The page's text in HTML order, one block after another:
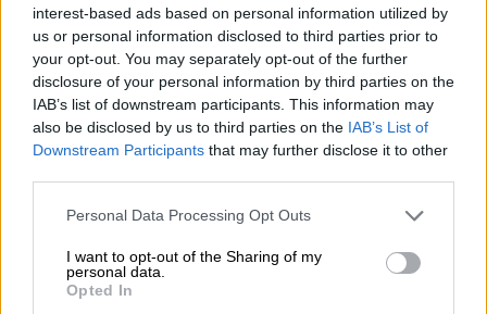
interest-based ads based on personal information utilized by
us or personal information disclosed to third parties prior to
your opt-out. You may separately opt-out of the further
disclosure of your personal information by third parties on the
IAB’s list of downstream participants. This information may
also be disclosed by us to third parties on the IAB’s List of
Downstream Participants that may further disclose it to other
Please note that this website/app uses one or more Google
not limited to your visit or usage behaviour. You may click to
grant or deny consent to Google and its third-party tags to
use your data for below specified purposes in below Google
Personal Data Processing Opt Outs
I want to opt-out of the Sharing of my
personal data.
Opted In
Συζητώντας, πίνοντας, τρώγοντας και
τραγουδώντας μέσα σε «αλκοολικούς»
ατμούς από στέμφυλα που βράζουν